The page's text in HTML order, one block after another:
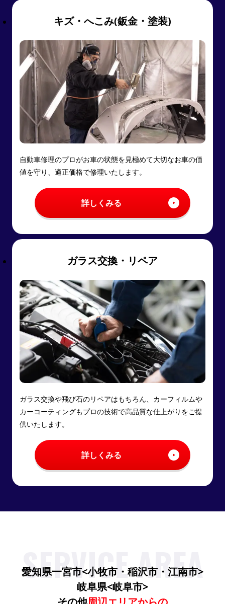
キズ・へこみ(鈑金・塗装)
自動車修理のプロがお車の状態を見極めて大切なお車の価
値を守り、適正価格で修理いたします。
詳しくみる
ガラス交換・リペア
ガラス交換や飛び石のリペアはもちろん、カーフィルムや
カーコーティングもプロの技術で高品質な仕上がりをご提
供いたします。
詳しくみる
SERVICE AREA
愛知県一宮市<小牧市・稲沢市・江南市>
岐阜県<岐阜市>